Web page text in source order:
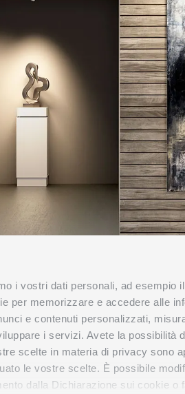
i vostri dati personali, ad esempio
per memorizzare e accedere alle
e contenuti personalizzati,
i servizi. Avete la possibilità
scelte in materia di privacy sono
le vostre scelte. È possibile
dalla Dichiarazione sui cookie o